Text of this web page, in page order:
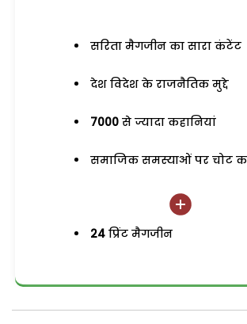
सरिता मैगजीन का सारा कंटेंट
देश विदेश के राजनैतिक मुद्दे
7000 से ज्यादा कहानियां
समाजिक समस्याओं पर चोट
24 प्रिंट मैगजीन